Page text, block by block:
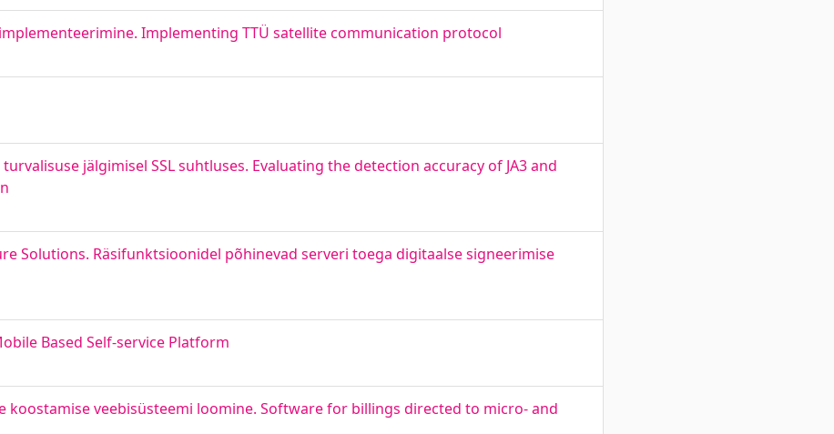
Implementing TTÜ satellite communication protocol
turvalisuse jälgimisel SSL suhtluses. Evaluating the detection accuracy of JA3 and
Solutions. Räsifunktsioonidel põhinevad serveri toega digitaalse signeerimise
Based Self-service Platform
koostamise veebisüsteemi loomine. Software for billings directed to micro- and